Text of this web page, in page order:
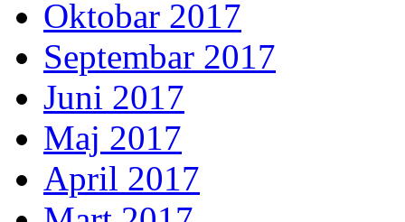
Oktobar 2017
Septembar 2017
Juni 2017
Maj 2017
April 2017